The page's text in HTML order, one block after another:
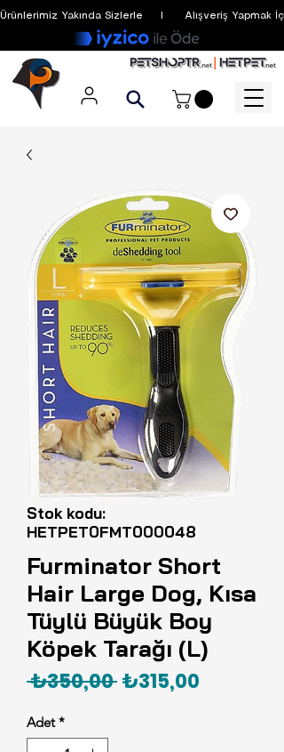
Ürünlerimiz Yakında Sizlerle     I      Alışveriş
Stok kodu:
HETPET0FMT000048
Furminator Short
Hair Large Dog, Kısa
Tüylü Büyük Boy
Köpek Tarağı (L)
₺350,00 Normal
₺315,00
Adet *